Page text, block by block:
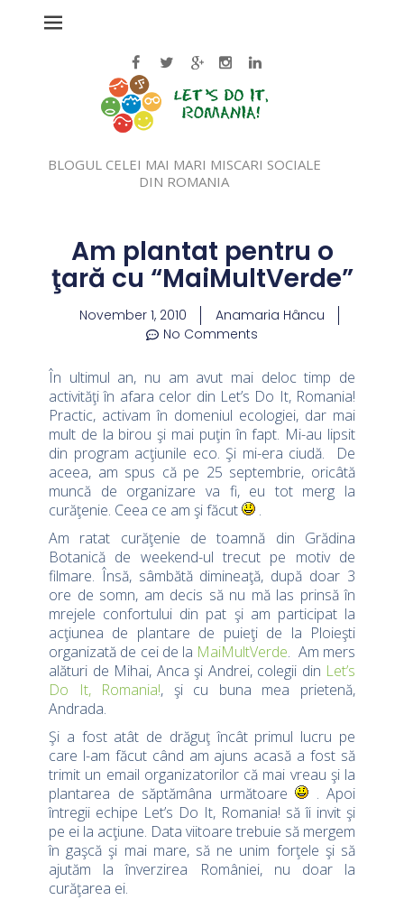
BLOGUL CELEI MAI MARI MISCARI SOCIALE
DIN ROMANIA
Am plantat pentru o
ţară cu “MaiMultVerde”
November 1, 2010
Anamaria Hâncu
No Comments
În ultimul an, nu am avut mai deloc timp de
activităţi în afara celor din Let’s Do It, Romania!
Practic, activam în domeniul ecologiei, dar mai
mult de la birou şi mai puţin în fapt. Mi-au lipsit
din program acţiunile eco. Şi mi-era ciudă. De
aceea, am spus că pe 25 septembrie, oricâtă
muncă de organizare va fi, eu tot merg la
curăţenie. Ceea ce am şi făcut
.
Am ratat curăţenie de toamnă din Grădina
Botanică de weekend-ul trecut pe motiv de
filmare. Însă, sâmbătă dimineaţă, după doar 3
ore de somn, am decis să nu mă las prinsă în
mrejele confortului din pat şi am participat la
acţiunea de plantare de puieţi de la Ploieşti
organizată de cei de la MaiMultVerde. Am mers
alături de Mihai, Anca şi Andrei, colegii din Let’s
Do It, Romania!, şi cu buna mea prietenă,
Andrada.
Şi a fost atât de drăguţ încât primul lucru pe
care l-am făcut când am ajuns acasă a fost să
trimit un email organizatorilor că mai vreau şi la
plantarea de săptămâna următoare
. Apoi
întregii echipe Let’s Do It, Romania! să îi invit şi
pe ei la acţiune. Data viitoare trebuie să mergem
în gaşcă şi mai mare, să ne unim forţele şi să
ajutăm la înverzirea României, nu doar la
curăţarea ei.